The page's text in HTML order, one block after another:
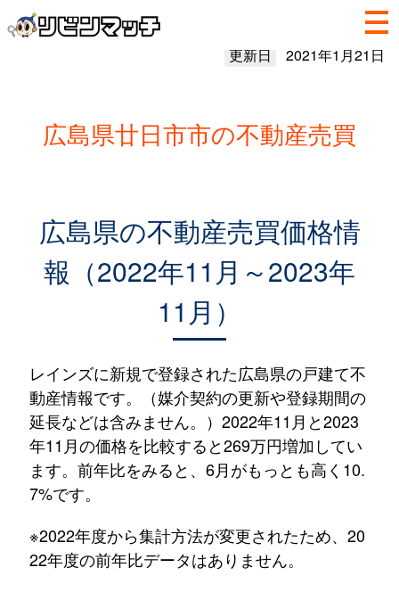
更新日 2021年1月21日
広島県廿日市市の不動産売買
広島県の不動産売買価格情
報（2022年11月～2023年
11月）
レインズに新規で登録された広島県の戸建て不
動産情報です。（媒介契約の更新や登録期間の
延長などは含みません。）2022年11月と2023
年11月の価格を比較すると269万円増加してい
ます。前年比をみると、6月がもっとも高く10.
7%です。
※2022年度から集計方法が変更されたため、20
22年度の前年比データはありません。